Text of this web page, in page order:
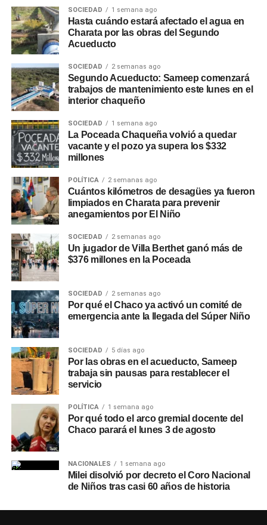
SOCIEDAD 1 semana ago
Hasta cuándo estará afectado el agua en
Charata por las obras del Segundo
Acueducto
SOCIEDAD 2 semanas ago
Segundo Acueducto: Sameep comenzará
trabajos de mantenimiento este lunes en el
interior chaqueño
SOCIEDAD 1 semana ago
La Poceada Chaqueña volvió a quedar
vacante y el pozo ya supera los $332
millones
POLÍTICA 2 semanas ago
Cuántos kilómetros de desagües ya fueron
limpiados en Charata para prevenir
anegamientos por El Niño
SOCIEDAD 2 semanas ago
Un jugador de Villa Berthet ganó más de
$376 millones en la Poceada
SOCIEDAD 2 semanas ago
Por qué el Chaco ya activó un comité de
emergencia ante la llegada del Súper Niño
SOCIEDAD 5 días ago
Por las obras en el acueducto, Sameep
trabaja sin pausas para restablecer el
servicio
POLÍTICA 1 semana ago
Por qué todo el arco gremial docente del
Chaco parará el lunes 3 de agosto
NACIONALES 1 semana ago
Milei disolvió por decreto el Coro Nacional
de Niños tras casi 60 años de historia